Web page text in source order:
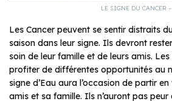
LE SIGNE DU CANCER –
Les Cancer peuvent se sentir distraits
saison dans leur signe. Ils devront
soin de leur famille et de leurs amis.
profiter de différentes opportunités au
signe d’Eau aura l’occasion de partir
amis et sa famille. Ils n’auront pas